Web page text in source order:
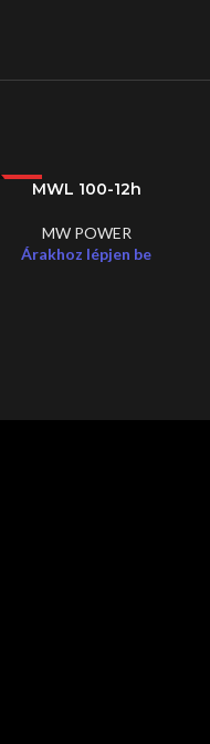
MWL 100-12h
MW POWER
Árakhoz lépjen be